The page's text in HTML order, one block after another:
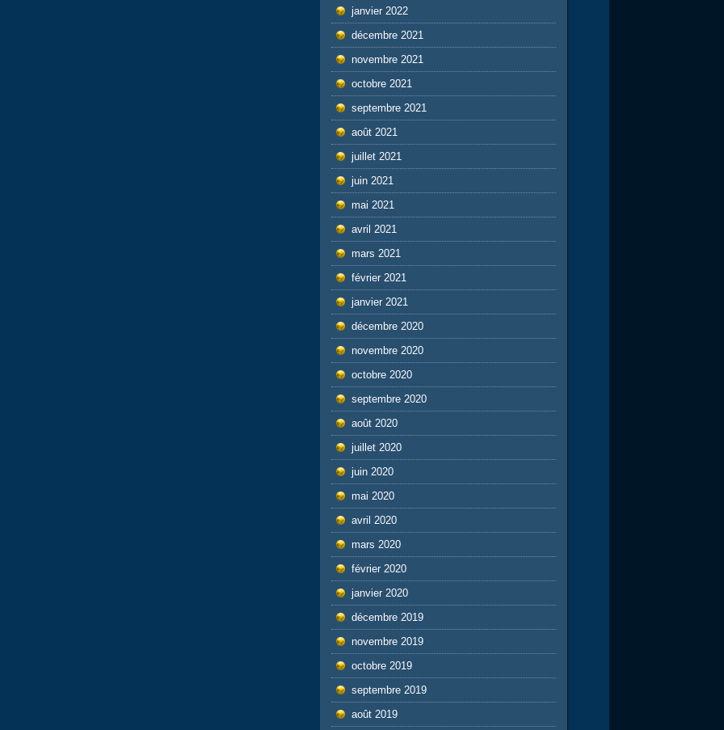
janvier 2022
décembre 2021
novembre 2021
octobre 2021
septembre 2021
août 2021
juillet 2021
juin 2021
mai 2021
avril 2021
mars 2021
février 2021
janvier 2021
décembre 2020
novembre 2020
octobre 2020
septembre 2020
août 2020
juillet 2020
juin 2020
mai 2020
avril 2020
mars 2020
février 2020
janvier 2020
décembre 2019
novembre 2019
octobre 2019
septembre 2019
août 2019